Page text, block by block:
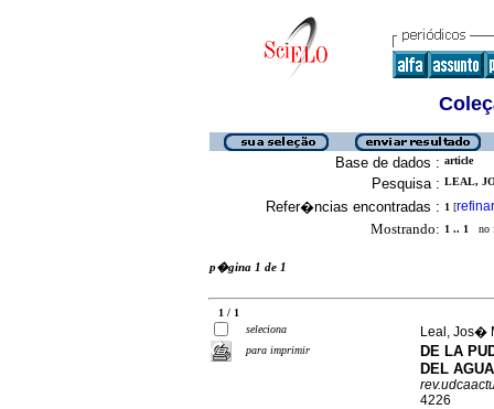
Base de dados : article
Pesquisa : LEAL,
Refer�ncias encontradas : 1 [refinar
Mostrando: 1 .. 1 no
p�gina 1 de 1
1 / 1
seleciona
para imprimir
Leal, Jos�
DE LA
DEL
4226